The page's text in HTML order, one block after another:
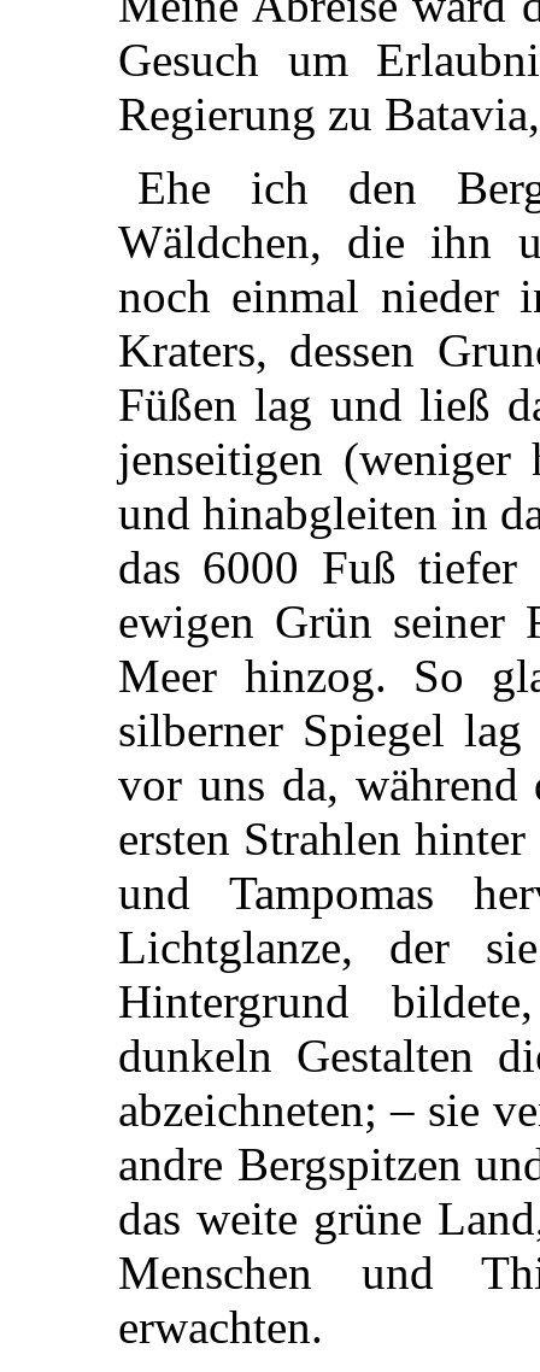
Gesuch um
Regierung zu
Ehe ich den
Wäldchen, die ihn
noch einmal nieder
Kraters, dessen
Füßen lag und ließ
jenseitigen (weniger
und hinabgleiten in
das 6000 Fuß
ewigen Grün seiner
Meer hinzog. So
silberner Spiegel
vor uns da,
ersten Strahlen
und Tampomas
Lichtglanze, der
Hintergrund
dunkeln Gestalten
abzeichneten; – sie
andre Bergspitzen
das weite grüne
Menschen und
erwachten.